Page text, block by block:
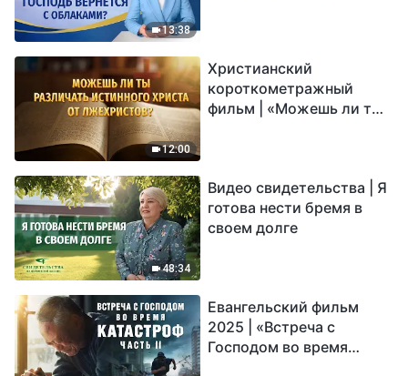
13:38
12:00
Христианский
короткометражный
фильм | «Можешь ли ты
48:34
Видео свидетельства | Я
готова нести бремя в
своем долге
Евангельский фильм
2025 | «Встреча с
Господом во время